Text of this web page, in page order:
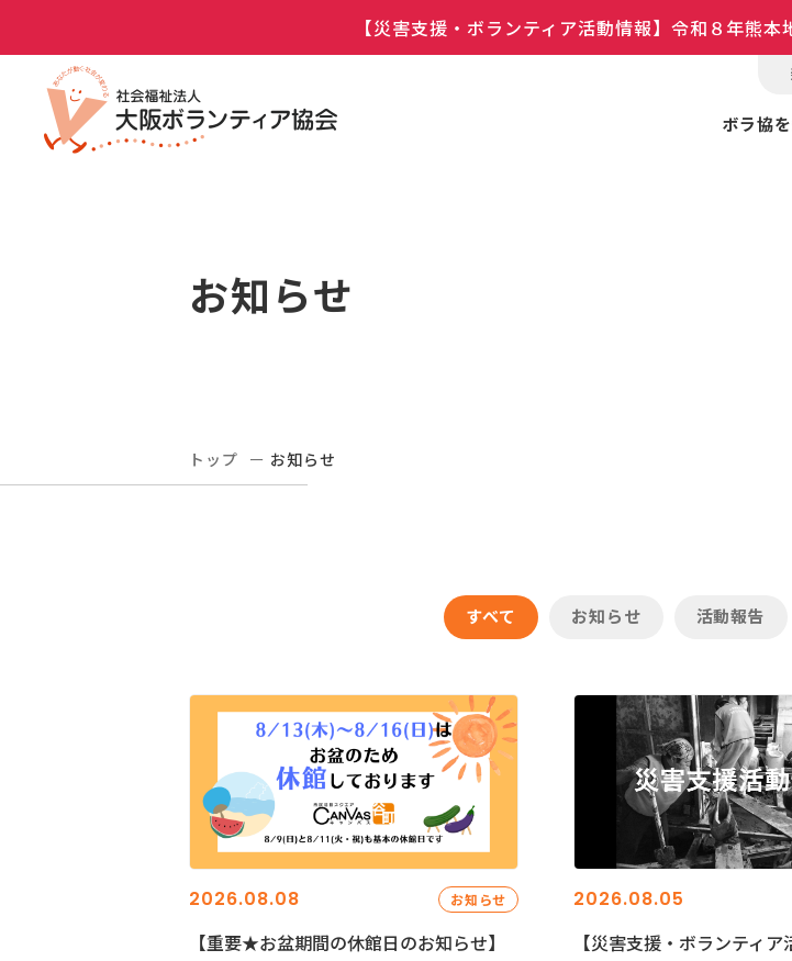
【災害支援・ボランティア活動情報】令和８年熊
ボラ協
お知らせ
トップ お知らせ
すべて お知らせ 活動報告
2026.08.08 お知らせ
【重要★お盆期間の休館日のお知らせ】
2026.08.05
【災害支援・ボランティ